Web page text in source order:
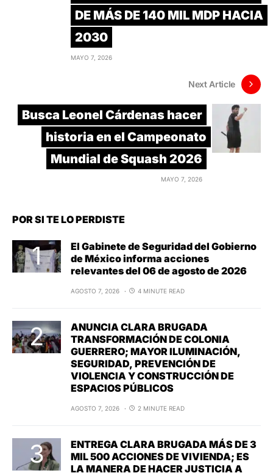
DE MÁS DE 140 MIL MDP HACIA
2030
MAYO 7, 2026
Next Article
Busca Leonel Cárdenas hacer
historia en el Campeonato
Mundial de Squash 2026
MAYO 7, 2026
POR SI TE LO PERDISTE
El Gabinete de Seguridad del Gobierno
de México informa acciones
relevantes del 06 de agosto de 2026
AGOSTO 7, 2026 4 MINUTE READ
ANUNCIA CLARA BRUGADA
TRANSFORMACIÓN DE COLONIA
GUERRERO; MAYOR ILUMINACIÓN,
SEGURIDAD, PREVENCIÓN DE
VIOLENCIA Y CONSTRUCCIÓN DE
ESPACIOS PÚBLICOS
AGOSTO 7, 2026 2 MINUTE READ
ENTREGA CLARA BRUGADA MÁS DE 3
MIL 500 ACCIONES DE VIVIENDA; ES
LA MANERA DE HACER JUSTICIA A